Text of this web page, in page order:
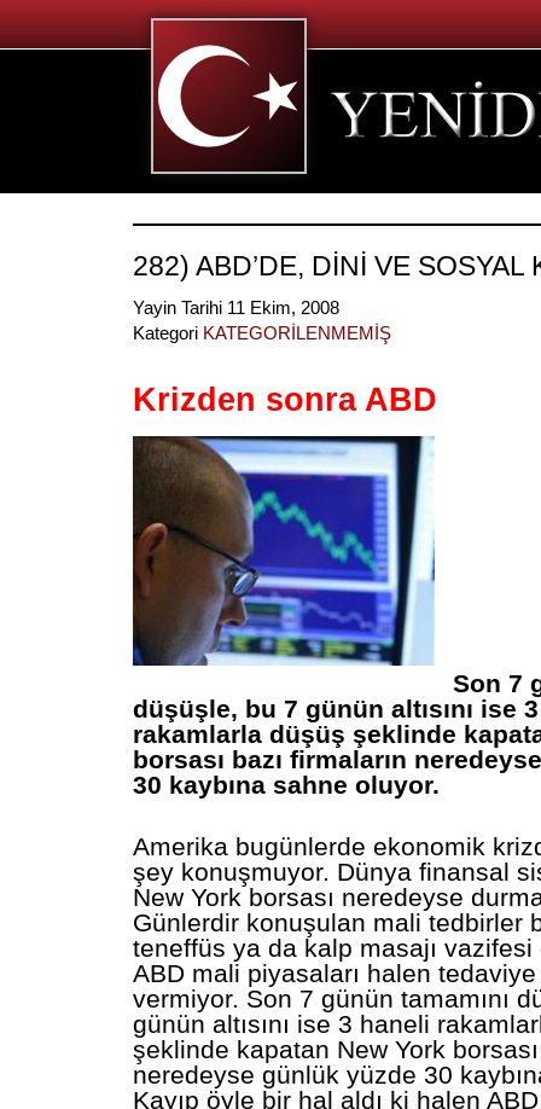
282) ABD’DE, DİNİ VE SOSYAL
Yayin Tarihi 11 Ekim, 2008
Kategori KATEGORİLENMEMİŞ
Krizden sonra ABD
Son 7
düşüşle, bu 7 günün altısını ise
rakamlarla düşüş şeklinde
borsası bazı firmaların
30 kaybına sahne oluyor.
Amerika bugünlerde ekonomik
şey konuşmuyor. Dünya finansal
New York borsası neredeyse
Günlerdir konuşulan mali tedbirler
teneffüs ya da kalp masajı
ABD mali piyasaları halen
vermiyor. Son 7 günün tamamını
günün altısını ise 3 haneli
şeklinde kapatan New York borsası
neredeyse günlük yüzde 30
Kayıp öyle bir hal aldı ki halen